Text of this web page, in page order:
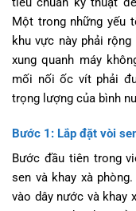
Một trong những yếu
khu vực này phải
xung quanh máy
mối nối ốc vít phải
trọng lượng của bình
Bước 1: Lắp đặt vòi
Bước đầu tiên trong
sen và khay xà
vào dây nước và khay